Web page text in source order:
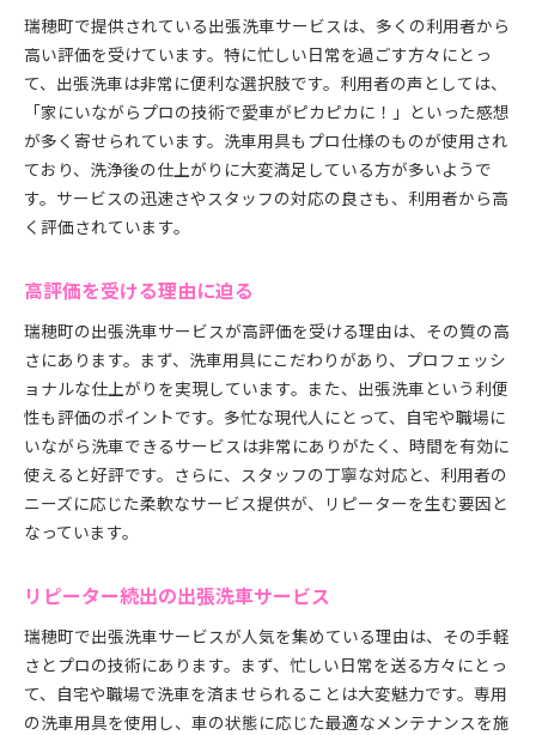
瑞穂町で提供されている出張洗車サービスは、多くの利用者から
高い評価を受けています。特に忙しい日常を過ごす方々にとっ
て、出張洗車は非常に便利な選択肢です。利用者の声としては、
「家にいながらプロの技術で愛車がピカピカに！」といった感想
が多く寄せられています。洗車用具もプロ仕様のものが使用され
ており、洗浄後の仕上がりに大変満足している方が多いようで
す。サービスの迅速さやスタッフの対応の良さも、利用者から高
く評価されています。
高評価を受ける理由に迫る
瑞穂町の出張洗車サービスが高評価を受ける理由は、その質の高
さにあります。まず、洗車用具にこだわりがあり、プロフェッシ
ョナルな仕上がりを実現しています。また、出張洗車という利便
性も評価のポイントです。多忙な現代人にとって、自宅や職場に
いながら洗車できるサービスは非常にありがたく、時間を有効に
使えると好評です。さらに、スタッフの丁寧な対応と、利用者の
ニーズに応じた柔軟なサービス提供が、リピーターを生む要因と
なっています。
リピーター続出の出張洗車サービス
瑞穂町で出張洗車サービスが人気を集めている理由は、その手軽
さとプロの技術にあります。まず、忙しい日常を送る方々にとっ
て、自宅や職場で洗車を済ませられることは大変魅力です。専用
の洗車用具を使用し、車の状態に応じた最適なメンテナンスを施